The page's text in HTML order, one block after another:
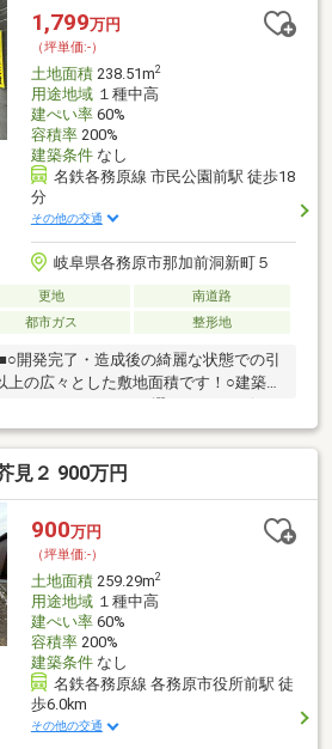
マート 徒歩約8分■■■ご検討中のお客
プランのご提案が可能です♪是非お問い
1,799万円
（坪単価:-）
土地面積238.51m2
用途地域１種中高
建ぺい率60%
容積率200%
建築条件なし
名鉄各務原線 市民公園前駅 徒歩18
分
その他の交通
岐阜県各務原市那加前洞新町５
更地
南道路
都市ガス 整形地
開発完了・造成後の綺麗な状態での引
の広々とした敷地面積です！○建築条
歩約10分！気軽にショッピングが楽し
徒歩約15分圏内でお子様の通学も安心
第三小学校 徒歩約14分那加中学
ン各務原 徒歩約10分アミカ各務原
ート 徒歩約8分■■■ご検討中のお客
プランのご提案が可能です♪是非お問い
見２ 900万円
900万円
（坪単価:-）
土地面積259.29m2
用途地域１種中高
建ぺい率60%
容積率200%
建築条件なし
名鉄各務原線 各務原市役所前駅 徒
歩6.0km
その他の交通